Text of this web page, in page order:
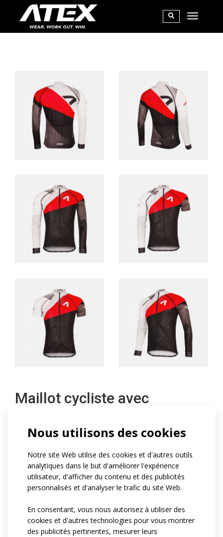
Nous utilisons des cookies
Notre site Web utilise des cookies et d'autres outils
analytiques dans le but d'améliorer l'expérience
utilisateur, d'afficher du contenu et des publicités
personnalisés et d'analyser le trafic du site Web.
En consentant, vous nous autorisez à utiliser des
cookies et d'autres technologies pour vous montrer
des publicités pertinentes, mesurer leurs
Maillot cycliste avec
combination of two materials. very lightweight
membrane material windproof soft is applied on the
front panel and detachable sleeves. this material is
sleeves are made from lightweight coolspark material
for better breathability.